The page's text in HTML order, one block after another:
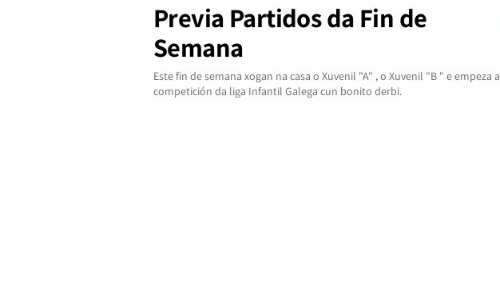
Previa Partidos da Fin de
Semana
Este fin de semana xogan na casa o Xuvenil "A" , o Xuvenil "B " e empeza a
competición da liga Infantil Galega cun bonito derbi.